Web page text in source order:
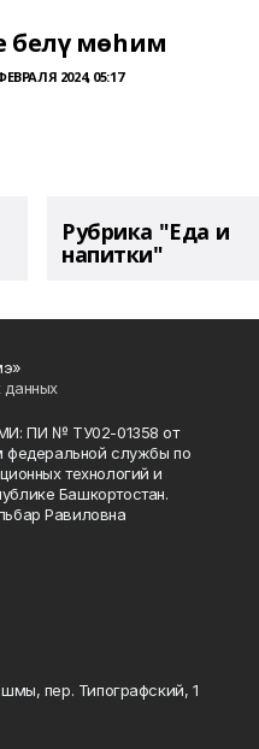
белү мөһим
2024, 05:17
Рубрика "Еда и
напитки"
данных
ПИ № ТУ02-01358 от
федеральной службы по
технологий и
Башкортостан.
Равиловна
пер. Типографский, 1